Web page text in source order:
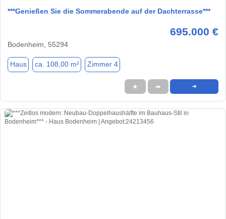
***Genießen Sie die Sommerabende auf der Dachterrasse***
695.000 €
Bodenheim, 55294
Haus ca. 108,00 m² Zimmer 4
★ ➦ ➜